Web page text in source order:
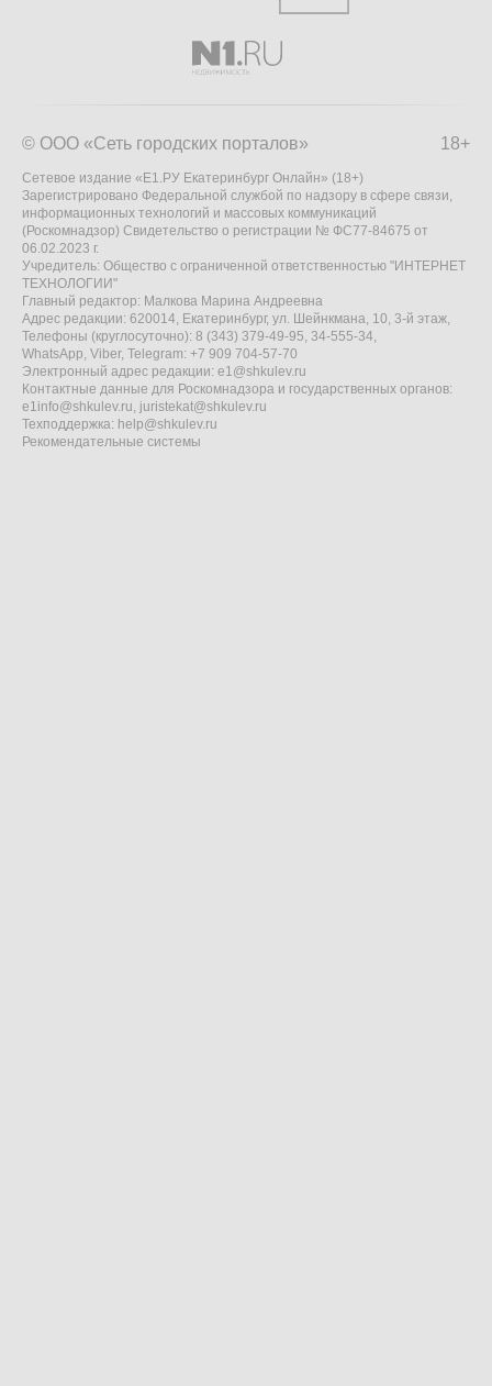
18+
© ООО «Сеть городских порталов»
Сетевое издание «Е1.РУ Екатеринбург Онлайн» (18+)
Зарегистрировано Федеральной службой по надзору в сфере связи,
информационных технологий и массовых коммуникаций
(Роскомнадзор) Свидетельство о регистрации № ФС77-84675 от
06.02.2023 г.
Учредитель: Общество с ограниченной ответственностью "ИНТЕРНЕТ
ТЕХНОЛОГИИ"
Главный редактор: Малкова Марина Андреевна
Адрес редакции: 620014, Екатеринбург, ул. Шейнкмана, 10, 3-й этаж,
Телефоны (круглосуточно): 8 (343) 379-49-95, 34-555-34,
WhatsApp, Viber, Telegram: +7 909 704-57-70
Электронный адрес редакции: e1@shkulev.ru
Контактные данные для Роскомнадзора и государственных органов:
e1info@shkulev.ru, juristekat@shkulev.ru
Техподдержка: help@shkulev.ru
Рекомендательные системы